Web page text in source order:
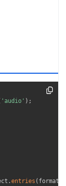
'audio' ) ;
.entries ( formats